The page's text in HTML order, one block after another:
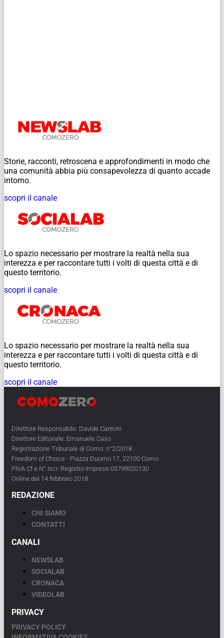
Storie, racconti, retroscena e approfondimenti in modo che
una comunità abbia più consapevolezza di quanto accade
intorno.
scopri il canale
Lo spazio necessario per mostrare la realtà nella sua
interezza e per raccontare tutti i volti di questa città e di
questo territorio.
scopri il canale
Lo spazio necessario per mostrare la realtà nella sua
interezza e per raccontare tutti i volti di questa città e di
questo territorio.
scopri il canale
Direttore Responsabile: Davide Cantoni
Direttore Editoriale: Emanuele Caso
Registrazione Tribunale di Como: n°2/2018
Freedom of Choice - Piazza Duomo 17, 22100 Como
PIVA Cf e N° Iscr. Registro Imprese 03799020130
Online dal 14 febbraio 2018
REDAZIONE
CHI SIAMO
CONTATTI
CANALI
NEWSLAB
SOCIALAB
CRONACA
VIDEOLAB
PRIVACY
PRIVACY POLICY